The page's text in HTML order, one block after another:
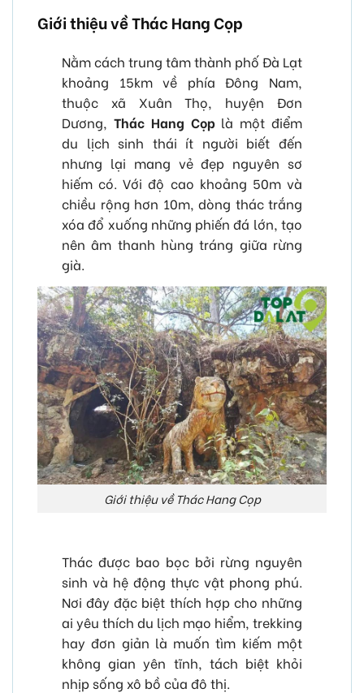
Giới thiệu về Thác Hang Cọp
Nằm cách trung tâm thành phố Đà Lạt
khoảng 15km về phía Đông Nam,
thuộc xã Xuân Thọ, huyện Đơn
Dương, Thác Hang Cọplà một điểm
du lịch sinh thái ít người biết đến
nhưng lại mang vẻ đẹp nguyên sơ
hiếm có. Với độ cao khoảng 50m và
chiều rộng hơn 10m, dòng thác trắng
xóa đổ xuống những phiến đá lớn, tạo
nên âm thanh hùng tráng giữa rừng
già.
Giới thiệu về Thác Hang Cọp
Thác được bao bọc bởi rừng nguyên
sinh và hệ động thực vật phong phú.
Nơi đây đặc biệt thích hợp cho những
ai yêu thích du lịch mạo hiểm, trekking
hay đơn giản là muốn tìm kiếm một
không gian yên tĩnh, tách biệt khỏi
nhịp sống xô bồ của đô thị.